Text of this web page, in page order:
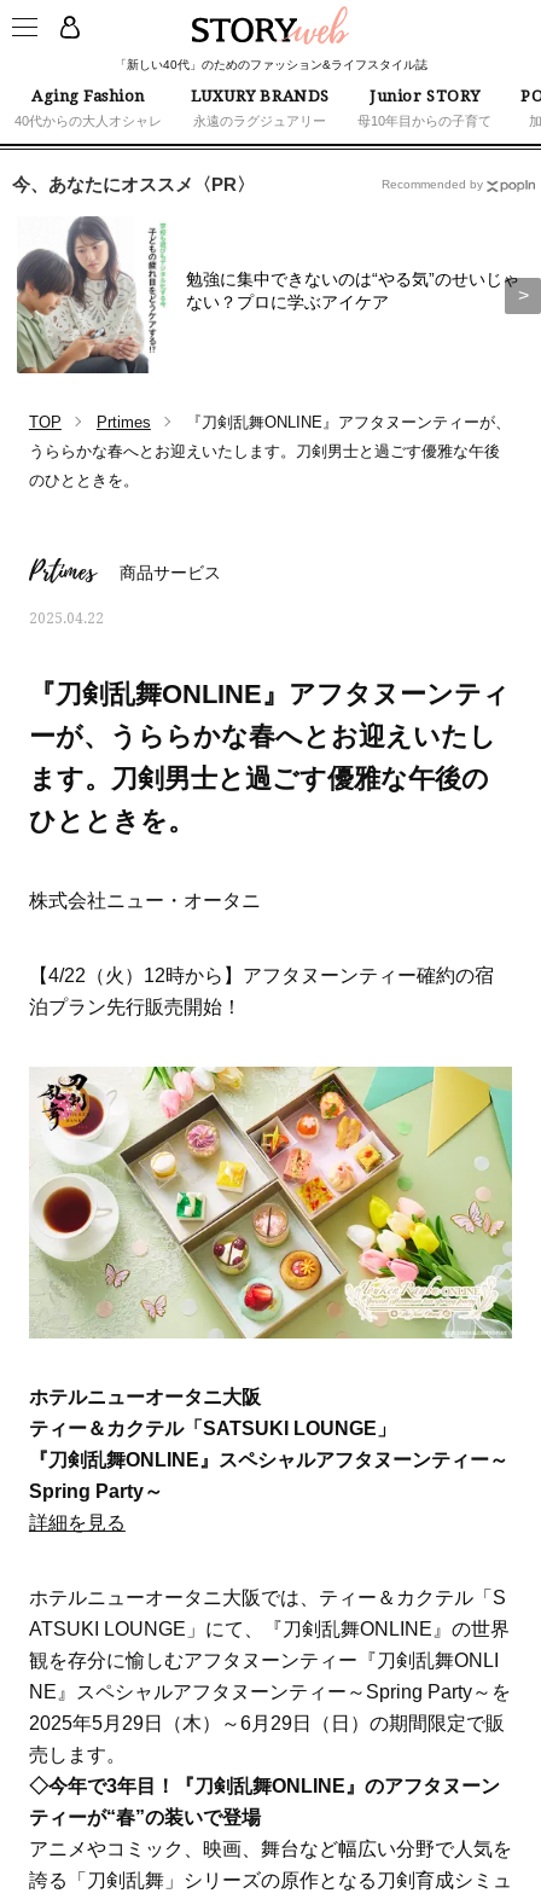
「新しい40代」のためのファッション&ライフスタイル誌
Aging Fashion
40代からの大人オシャレ
LUXURY BRANDS
永遠のラグジュアリー
Junior STORY
母10年目からの子育て
ス学」
タログ
今、あなたにオススメ〈PR〉
勉強に集中できないのは“やる気”のせいじゃ
ない？プロに学ぶアイケア
Recommended by
TOP Prtimes
『刀剣乱舞ONLINE』アフタヌーンティーが、
うららかな春へとお迎えいたします。刀剣男士と過ごす優雅な午後
のひとときを。
Prtimes 商品サービス
2025.04.22
『刀剣乱舞ONLINE』アフタヌーンティ
ーが、うららかな春へとお迎えいたし
ます。刀剣男士と過ごす優雅な午後の
ひとときを。
株式会社ニュー・オータニ
【4/22（火）12時から】アフタヌーンティー確約の宿
泊プラン先行販売開始！
ホテルニューオータニ大阪
ティー＆カクテル「SATSUKI LOUNGE」
『刀剣乱舞ONLINE』スペシャルアフタヌーンティー～
Spring Party～
詳細を見る
ホテルニューオータニ大阪では、ティー＆カクテル「S
ATSUKI LOUNGE」にて、『刀剣乱舞ONLINE』の世界
観を存分に愉しむアフタヌーンティー『刀剣乱舞ONLI
NE』スペシャルアフタヌーンティー～Spring Party～を
2025年5月29日（木）～6月29日（日）の期間限定で販
売します。
◇今年で3年目！『刀剣乱舞ONLINE』のアフタヌーン
ティーが“春”の装いで登場
アニメやコミック、映画、舞台など幅広い分野で人気を
誇る「刀剣乱舞」シリーズの原作となる刀剣育成シミュ